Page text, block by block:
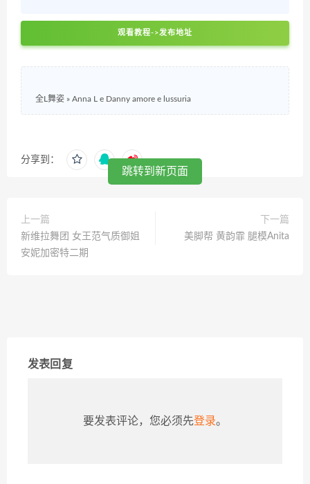
观看教程->发布地址
全L舞姿 » Anna L e Danny amore e lussuria
分享到：
上一篇
新维拉舞团 女王范气质御姐
安妮加密特二期
下一篇
美脚帮 黄韵霏 腿模Anita
发表回复
要发表评论，您必须先登录。
跳转到新页面